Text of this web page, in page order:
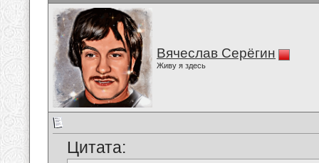
Вячеслав Серёгин
Живу я здесь
Цитата: